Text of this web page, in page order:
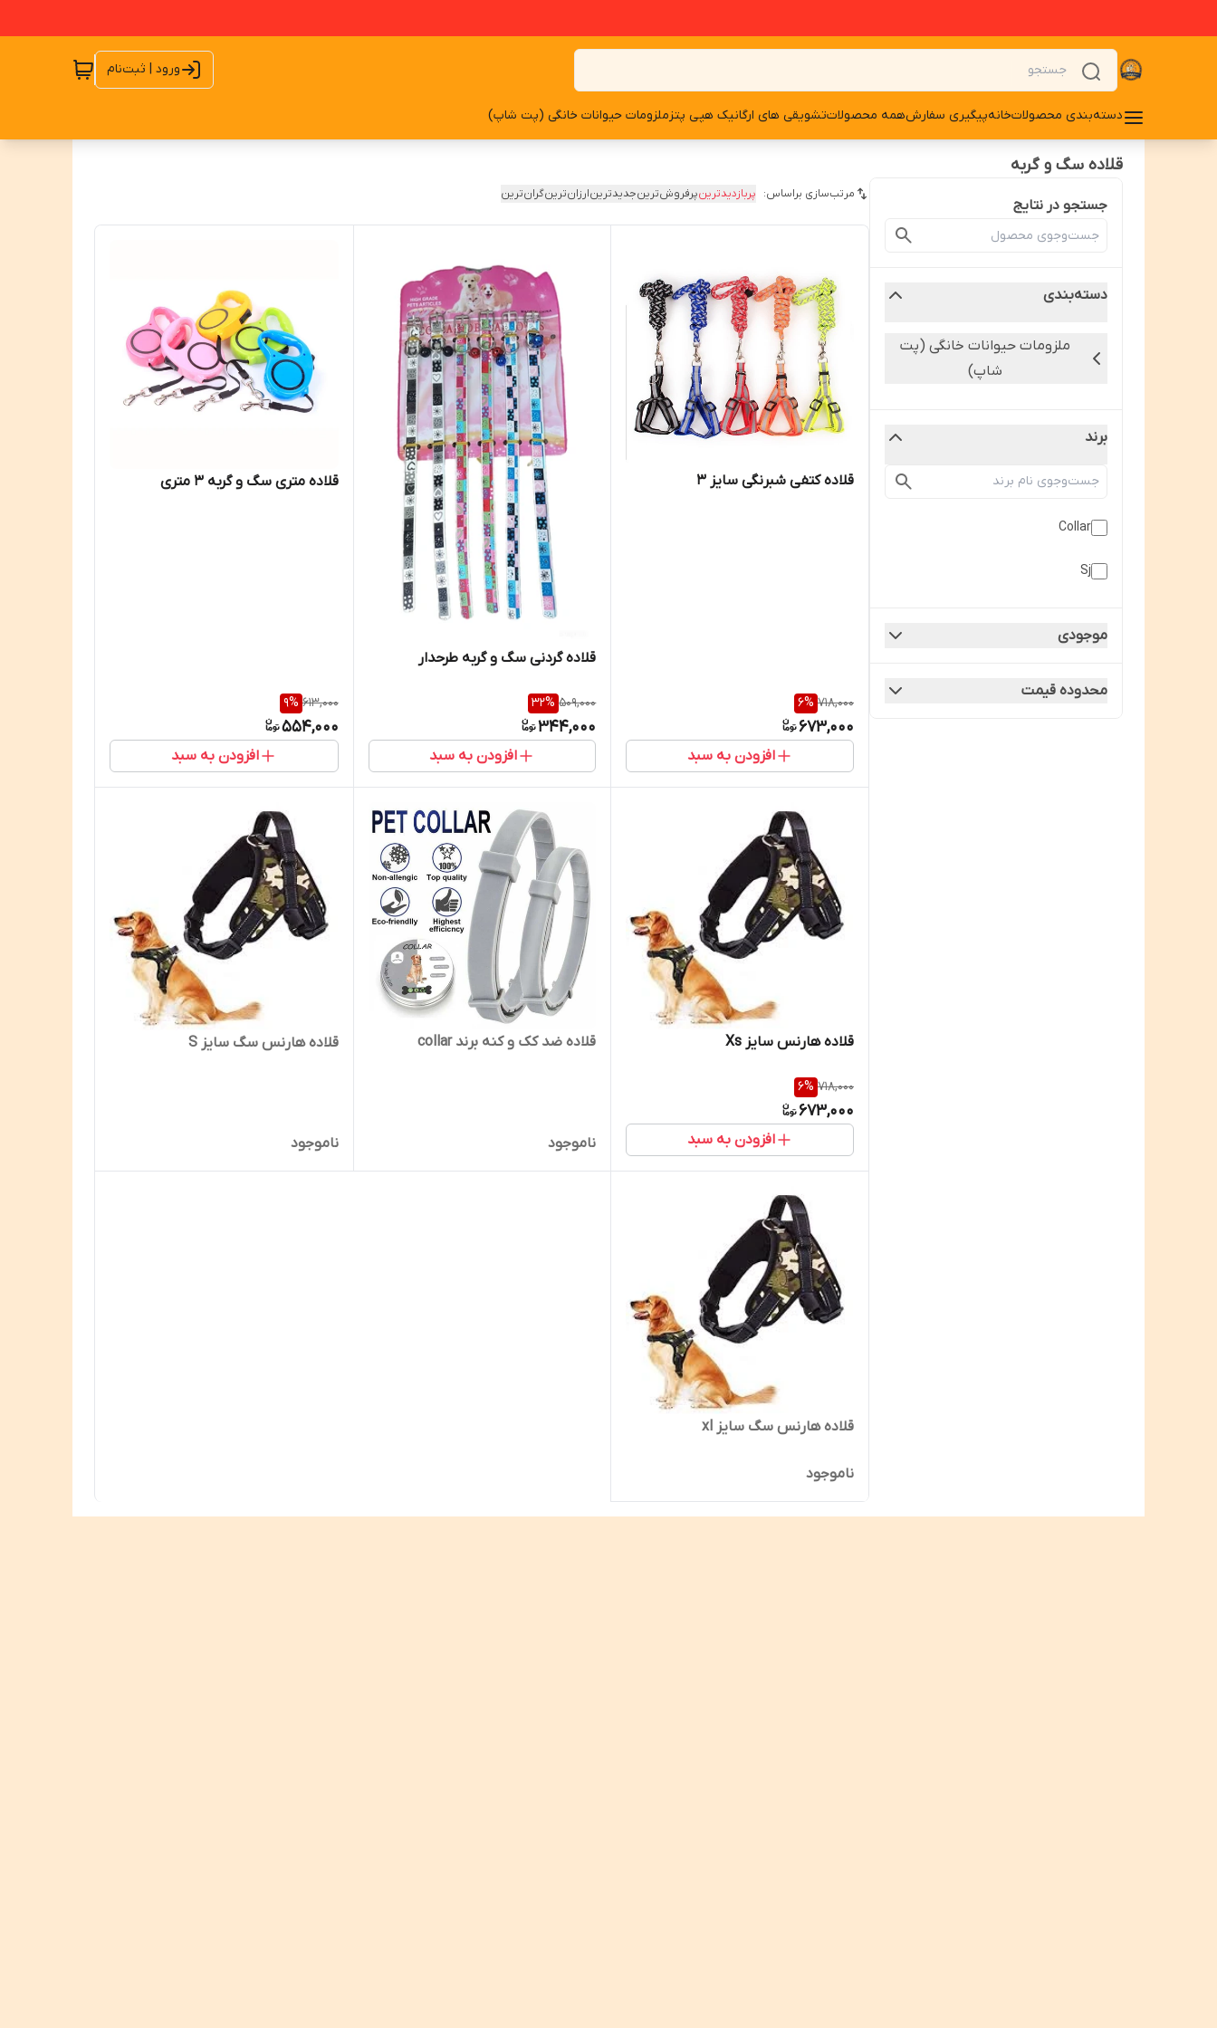
ورود | ثبت‌نام
دسته‌بندی محصولاتخانهپیگیری سفارشهمه محصولاتتشویقی های ارگانیک هپی پتزملزومات حیوانات خانگی (پت شاپ)
قلاده سگ و گربه
جستجو در نتایج
دسته‌بندی
ملزومات حیوانات خانگی (پت
شاپ)
برند
Collar
Sj
موجودی
محدوده قیمت
مرتب‌سازی براساس: پربازدیدترینپرفروش‌ترینجدیدترینارزان‌ترینگران‌ترین
قلاده کتفی شبرنگی سایز ۳
718,000
6%
673,000
افزودن به سبد
قلاده گردنی سگ و گربه طرحدار
509,000
32%
344,000
افزودن به سبد
قلاده متری سگ و گربه 3 متری
613,000
9%
554,000
افزودن به سبد
قلاده هارنس سایز Xs
718,000
6%
673,000
افزودن به سبد
قلاده ضد کک و کنه برند collar
ناموجود
قلاده هارنس سگ سایز S
ناموجود
قلاده هارنس سگ سایز xl
ناموجود